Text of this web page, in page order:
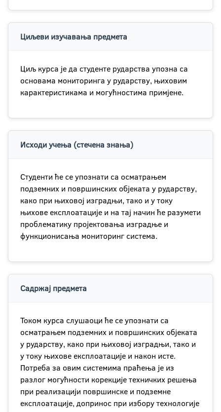
Циљеви изучавања предмета
Циљ курса је да студенте рударства упозна са
основама мониторинга у рударству, њиховим
карактеристикама и могућностима примјене.
Исходи учења (стечена знања)
Студенти ће се упознати са осматрањем
подземних и површинских објеката у рударству,
како при њиховој изградњи, тако и у току
њихове експлоатације и на тај начин ће разумети
проблематику пројектовања изградње и
функционисања мониторинг система.
Садржај предмета
Током курса слушаоци ће се упознати са
осматрањем подземних и површинских објеката
у рударству, како при њиховој изградњи, тако и
у току њихове експлоатације и након исте.
Потреба за овим системима праћења је из
разлог могућности корекције техничких решења
при реализацији површинске и подземне
експлоатације, допринос при избору технологије